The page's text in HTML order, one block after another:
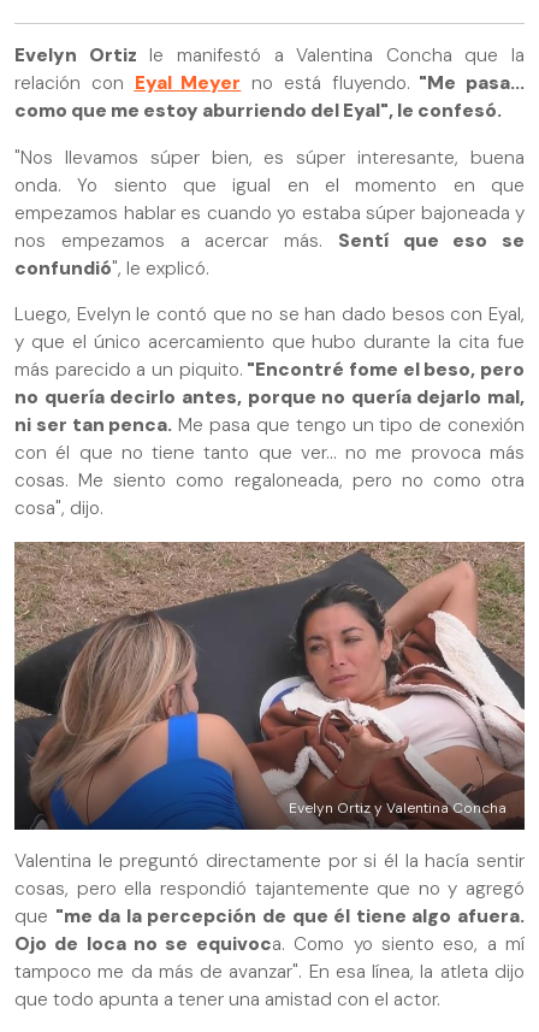
Evelyn Ortiz le manifestó a Valentina Concha que la
relación con Eyal Meyer no está fluyendo. "Me pasa...
como que me estoy aburriendo del Eyal", le confesó.
"Nos llevamos súper bien, es súper interesante, buena
onda. Yo siento que igual en el momento en que
empezamos hablar es cuando yo estaba súper bajoneada y
nos empezamos a acercar más. Sentí que eso se
confundió", le explicó.
Luego, Evelyn le contó que no se han dado besos con Eyal,
y que el único acercamiento que hubo durante la cita fue
más parecido a un piquito. "Encontré fome el beso, pero
no quería decirlo antes, porque no quería dejarlo mal,
ni ser tan penca. Me pasa que tengo un tipo de conexión
con él que no tiene tanto que ver... no me provoca más
cosas. Me siento como regaloneada, pero no como otra
cosa", dijo.
Evelyn Ortiz y Valentina Concha
Valentina le preguntó directamente por si él la hacía sentir
cosas, pero ella respondió tajantemente que no y agregó
que "me da la percepción de que él tiene algo afuera.
Ojo de loca no se equivoca. Como yo siento eso, a mí
tampoco me da más de avanzar". En esa línea, la atleta dijo
que todo apunta a tener una amistad con el actor.